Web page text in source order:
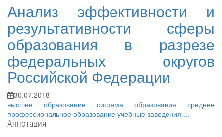
Анализ эффективности и
результативности сферы
образования в разрезе
федеральных округов
Российской Федерации
30.07.2018
высшее образование система образования среднее
профессиональное образование учебные заведения ...
Аннотация